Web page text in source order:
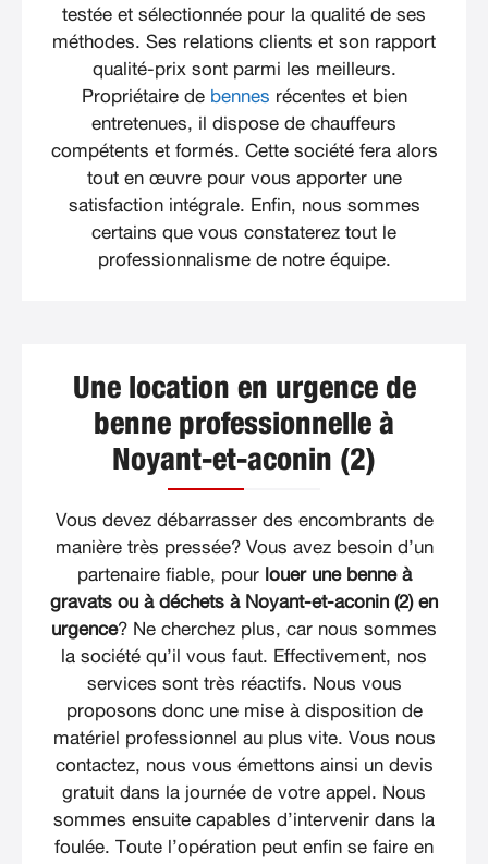
testée et sélectionnée pour la qualité de ses
méthodes. Ses relations clients et son rapport
qualité-prix sont parmi les meilleurs.
Propriétaire de bennes récentes et bien
entretenues, il dispose de chauffeurs
compétents et formés. Cette société fera alors
tout en œuvre pour vous apporter une
satisfaction intégrale. Enfin, nous sommes
certains que vous constaterez tout le
professionnalisme de notre équipe.
Une location en urgence de
benne professionnelle à
Noyant-et-aconin (2)
Vous devez débarrasser des encombrants de
manière très pressée? Vous avez besoin d’un
partenaire fiable, pour louer une benne à
gravats ou à déchets à Noyant-et-aconin (2) en
urgence? Ne cherchez plus, car nous sommes
la société qu’il vous faut. Effectivement, nos
services sont très réactifs. Nous vous
proposons donc une mise à disposition de
matériel professionnel au plus vite. Vous nous
contactez, nous vous émettons ainsi un devis
gratuit dans la journée de votre appel. Nous
sommes ensuite capables d’intervenir dans la
foulée. Toute l’opération peut enfin se faire en